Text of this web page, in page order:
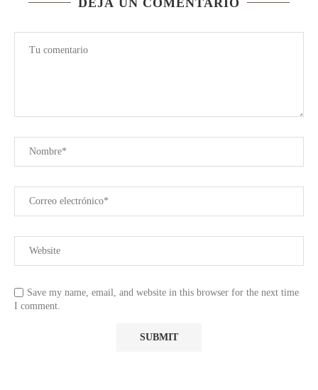
Save my name, email, and website in this browser for the next time
I comment.